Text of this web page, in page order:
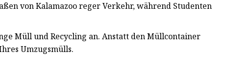
von Kalamazoo reger Verkehr, während Studenten
Müll und Recycling an. Anstatt den Müllcontainer
Umzugsmülls.